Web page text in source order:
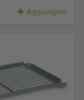
Aggiungere